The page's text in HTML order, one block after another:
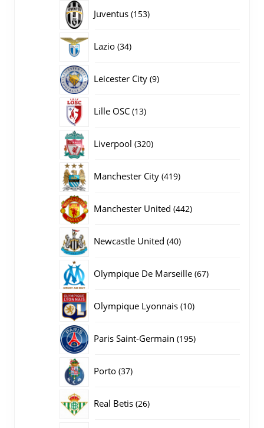
Juventus 153153
Lazio 3434
Leicester City 99
Lille OSC 1313
Liverpool 320320
Manchester City 419419
Manchester United 442442
Newcastle United 4040
Olympique De Marseille 6767
Olympique Lyonnais 1010
Paris Saint-Germain 195195
Porto 3737
Real Betis 2626